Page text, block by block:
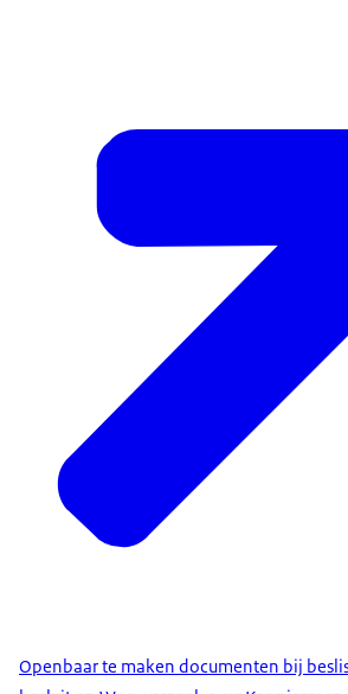
Openbaar te maken documenten bij